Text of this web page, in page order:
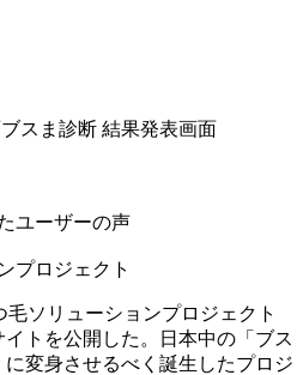
ブスま診断 結果発表画面
ユーザーの声
プロジェクト
ソリューションプロジェクト
トを公開した。日本中の「ブス
変身させるべく誕生したプロジ